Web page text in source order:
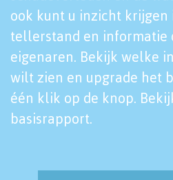
ook kunt u inzicht krijgen
tellerstand en informatie
eigenaren. Bekijk welke
wilt zien en upgrade het
één klik op de knop.
basisrapport.